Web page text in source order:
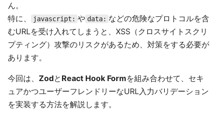
ん。
特に、
javascript: や data: などの危険なプロトコルを含
むURLを受け入れてしまうと、XSS（クロスサイトスクリ
プティング）攻撃のリスクがあるため、対策をする必要が
あります。
今回は、 Zodと React Hook Formを組み合わせて、セキ
ュアかつユーザーフレンドリーなURL入力バリデーション
を実装する方法を解説します。